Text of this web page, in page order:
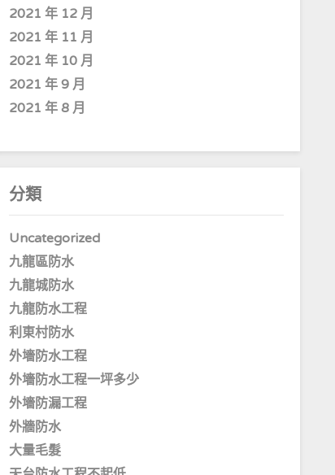
2021 年 12 月
2021 年 11 月
2021 年 10 月
2021 年 9 月
2021 年 8 月
分類
Uncategorized
九龍區防水
九龍城防水
九龍防水工程
利東村防水
外墻防水工程
外墻防水工程一坪多少
外墻防漏工程
外牆防水
大量毛髮